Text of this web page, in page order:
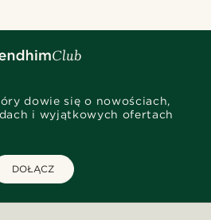
dowie się o nowościach,
i wyjątkowych ofertach
DOŁĄCZ